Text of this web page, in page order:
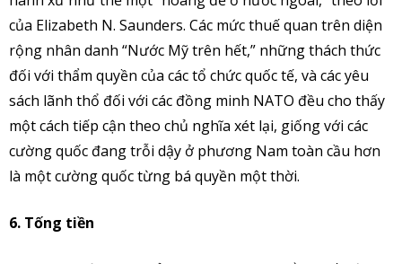
của Elizabeth N. Saunders. Các mức thuế quan trên diện
rộng nhân danh “Nước Mỹ trên hết,” những thách thức
đối với thẩm quyền của các tổ chức quốc tế, và các yêu
sách lãnh thổ đối với các đồng minh NATO đều cho thấy
một cách tiếp cận theo chủ nghĩa xét lại, giống với các
cường quốc đang trỗi dậy ở phương Nam toàn cầu hơn
là một cường quốc từng bá quyền một thời.
6. Tống tiền